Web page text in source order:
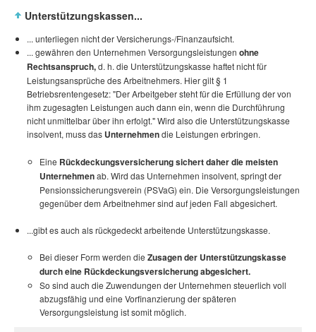
Unterstützungskassen...
... unterliegen nicht der Versicherungs-/Finanzaufsicht.
... gewähren den Unternehmen Versorgungsleistungen ohne
Rechtsanspruch,d. h. die Unterstützungskasse haftet nicht für
Leistungsansprüche des Arbeitnehmers. Hier gilt § 1
Betriebsrentengesetz: "Der Arbeitgeber steht für die Erfüllung der von
ihm zugesagten Leistungen auch dann ein, wenn die Durchführung
nicht unmittelbar über ihn erfolgt." Wird also die Unterstützungskasse
insolvent, muss das Unternehmendie Leistungen erbringen.
Eine Rückdeckungsversicherung sichert daher die meisten
Unternehmenab. Wird das Unternehmen insolvent, springt der
Pensionssicherungsverein (PSVaG) ein. Die Versorgungsleistungen
gegenüber dem Arbeitnehmer sind auf jeden Fall abgesichert.
...gibt es auch als rückgedeckt arbeitende Unterstützungskasse.
Bei dieser Form werden die Zusagen der Unterstützungskasse
durch eine Rückdeckungsversicherung abgesichert.
So sind auch die Zuwendungen der Unternehmen steuerlich voll
abzugsfähig und eine Vorfinanzierung der späteren
Versorgungsleistung ist somit möglich.